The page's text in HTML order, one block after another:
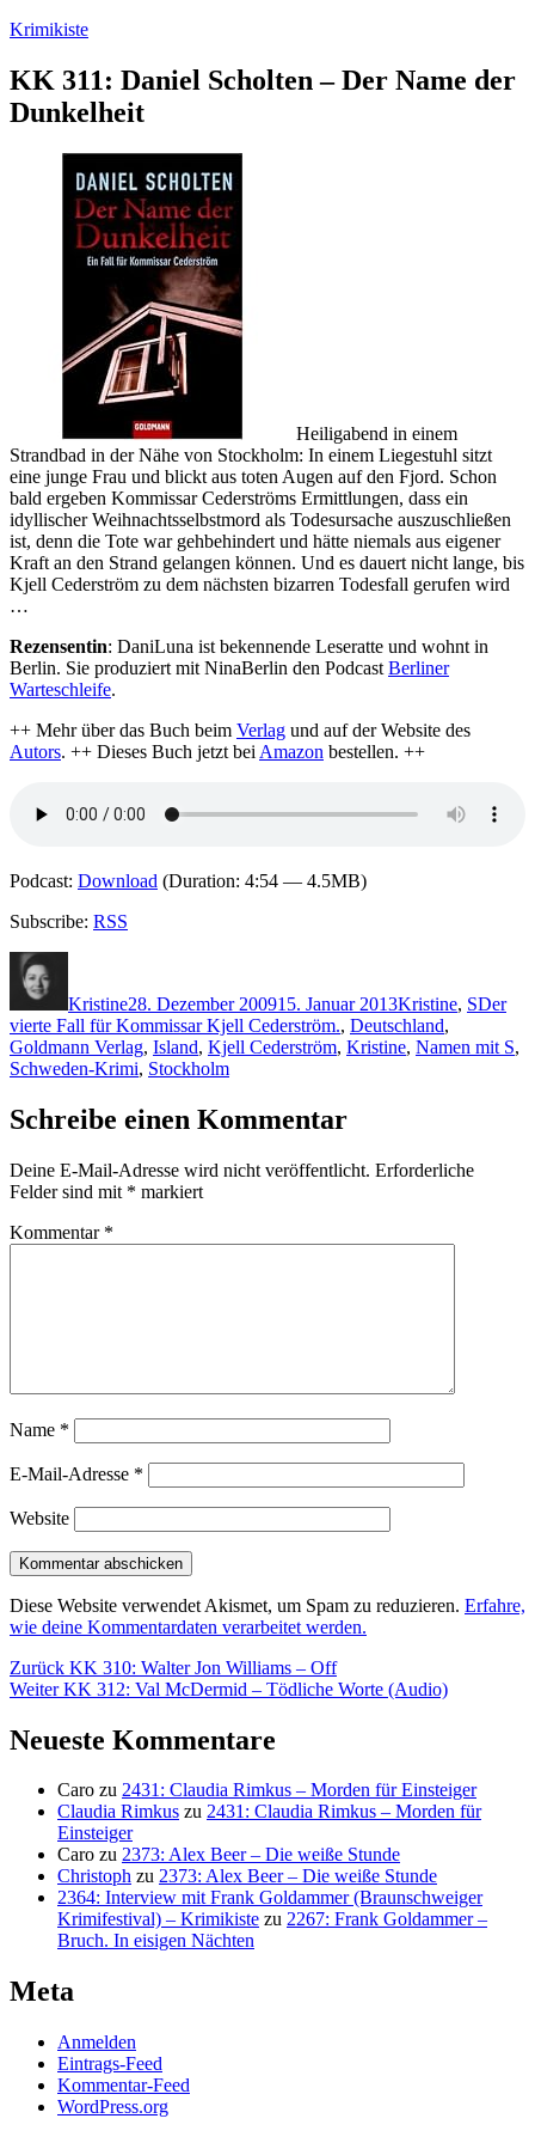
Zum
springen
Krimikiste
KK 311: Daniel Scholten – Der Name der
Dunkelheit
Heiligabend in einem
Strandbad in der Nähe von Stockholm: In einem Liegestuhl sitzt
eine junge Frau und blickt aus toten Augen auf den Fjord. Schon
bald ergeben Kommissar Cederströms Ermittlungen, dass ein
idyllischer Weihnachtsselbstmord als Todesursache auszuschließen
ist, denn die Tote war gehbehindert und hätte niemals aus eigener
Kraft an den Strand gelangen können. Und es dauert nicht lange, bis
Kjell Cederström zu dem nächsten bizarren Todesfall gerufen wird
…
Rezensentin: DaniLuna ist bekennende Leseratte und wohnt in
Berlin. Sie produziert mit NinaBerlin den Podcast Berliner
Warteschleife.
++ Mehr über das Buch beim Verlag und auf der Website des
Autors. ++ Dieses Buch jetzt bei Amazon bestellen. ++
Podcast: Download (Duration: 4:54 — 4.5MB)
Subscribe: RSS
Kristine28. Dezember 200915. Januar 2013Kristine, SDer
vierte Fall für Kommissar Kjell Cederström., Deutschland,
Goldmann Verlag, Island, Kjell Cederström, Kristine, Namen mit S,
Schweden-Krimi, Stockholm
Schreibe einen Kommentar
Deine E-Mail-Adresse wird nicht veröffentlicht. Erforderliche
Felder sind mit * markiert
Kommentar *
Name *
E-Mail-Adresse *
Website
Diese Website verwendet Akismet, um Spam zu reduzieren. Erfahre,
wie deine Kommentardaten verarbeitet werden.
Beitragsnavigation
Zurück Vorheriger
Beitrag:
KK 310: Walter Jon Williams – Off
Weiter Nächster
KK 312: Val McDermid – Tödliche Worte (Audio)
Neueste Kommentare
Caro zu 2431: Claudia Rimkus – Morden für Einsteiger
Claudia Rimkus zu 2431: Claudia Rimkus – Morden für
Einsteiger
Caro zu 2373: Alex Beer – Die weiße Stunde
Christoph zu 2373: Alex Beer – Die weiße Stunde
2364: Interview mit Frank Goldammer (Braunschweiger
Krimifestival) – Krimikiste zu 2267: Frank Goldammer –
Bruch. In eisigen Nächten
Meta
Anmelden
Eintrags-Feed
Kommentar-Feed
WordPress.org